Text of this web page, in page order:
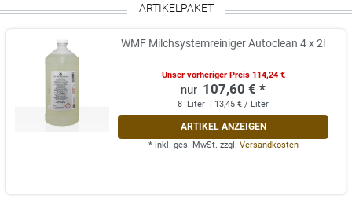
ARTIKELPAKET
WMF Milchsystemreiniger Autoclean 4 x 2l
Unser vorheriger Preis 114,24 €
107,60 € *
8 Liter | 13,45 € / Liter
ARTIKEL ANZEIGEN
* inkl. ges. MwSt. zzgl. Versandkosten